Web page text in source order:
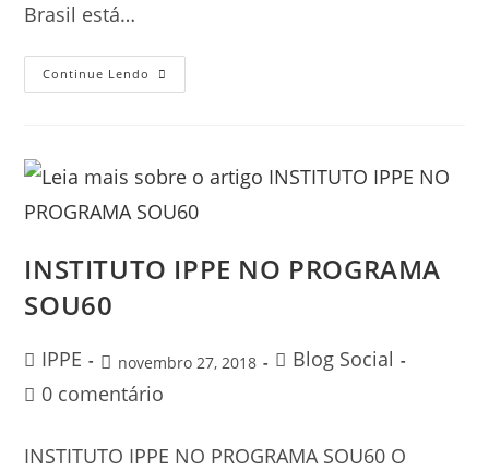
Brasil está…
Continue Lendo
INSTITUTO IPPE NO PROGRAMA
SOU60
IPPE novembro 27, 2018
Blog Social
0 comentário
INSTITUTO IPPE NO PROGRAMA SOU60 O